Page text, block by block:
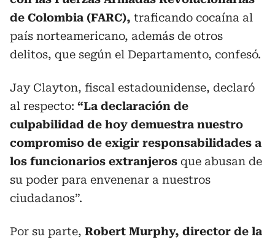
de Colombia (FARC), traficando cocaína al
país norteamericano, además de otros
delitos, que según el Departamento, confesó.
Jay Clayton, fiscal estadounidense, declaró
al respecto: “La declaración de
culpabilidad de hoy demuestra nuestro
compromiso de exigir responsabilidades a
los funcionarios extranjeros que abusan de
su poder para envenenar a nuestros
ciudadanos”.
Por su parte, Robert Murphy, director de la